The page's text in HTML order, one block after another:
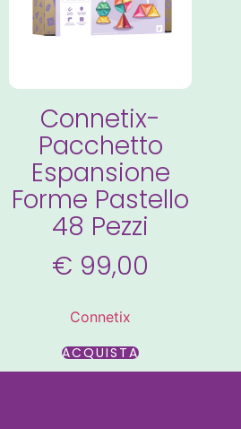
Connetix-
Pacchetto
Espansione
Forme Pastello
48 Pezzi
€ 99,00
Connetix
ACQUISTA